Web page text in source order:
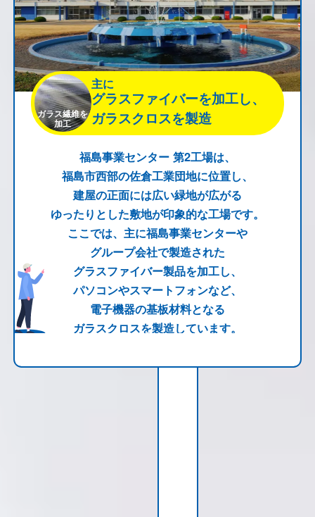
ガラス繊維を
加工
主に
グラスファイバーを加工し、
ガラスクロスを製造
福島事業センター 第2工場は、
福島市西部の佐倉工業団地に位置し、
建屋の正面には広い緑地が広がる
ゆったりとした敷地が印象的な工場です。
ここでは、主に福島事業センターや
グループ会社で製造された
グラスファイバー製品を加工し、
パソコンやスマートフォンなど、
電子機器の基板材料となる
ガラスクロスを製造しています。